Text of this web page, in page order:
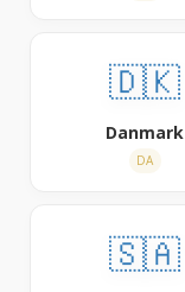
🇩🇰
Danmark
DA
🇸🇦